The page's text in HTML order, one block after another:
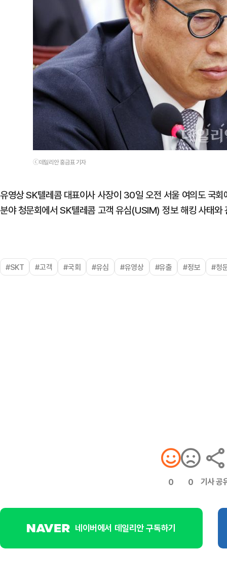
ⓒ데일리안 홍금표 기자
유영상 SK텔레콤 대표이사 사장이 30일 오전 서울 여의도 국
분야 청문회에서 SK텔레콤 고객 유심(USIM) 정보 해킹 사태와
#SKT #고객 #국회 #유심 #유영상 #유출 #정보 #청
0 0 기사 공
네이버에서 데일리안 구독하기